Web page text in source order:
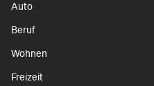
Auto
Beruf
Wohnen
Freizeit